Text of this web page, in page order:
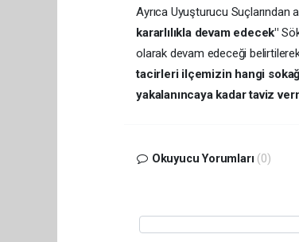
Ayrıca Uyuşturucu Suçlarından
kararlılıkla devam edecek"
olarak devam edeceği
tacirleri ilçemizin hangi
yakalanıncaya kadar taviz
Okuyucu Yorumları (0)